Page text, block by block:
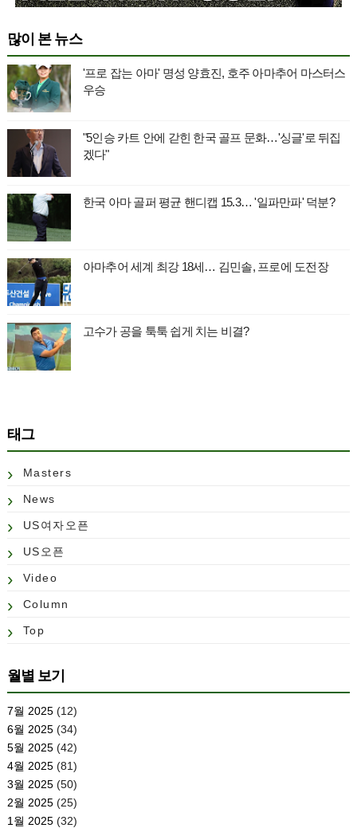
많이 본 뉴스
'프로 잡는 아마' 명성 양효진, 호주 아마추어 마스터스
우승
"5인승 카트 안에 갇힌 한국 골프 문화…'싱글'로 뒤집
겠다"
한국 아마 골퍼 평균 핸디캡 15.3… '일파만파' 덕분?
아마추어 세계 최강 18세… 김민솔, 프로에 도전장
고수가 공을 툭툭 쉽게 치는 비결?
태그
Masters
News
US여자오픈
US오픈
Video
Column
Top
월별 보기
7월 2025(12)
6월 2025(34)
5월 2025(42)
4월 2025(81)
3월 2025(50)
2월 2025(25)
1월 2025(32)